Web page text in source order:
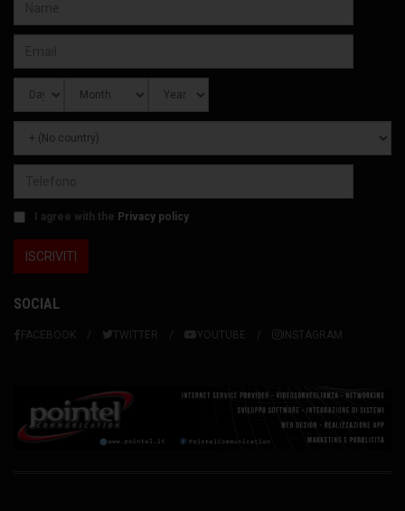
I agree with the Privacy policy
SOCIAL
FACEBOOK TWITTER YOUTUBE INSTAGRAM